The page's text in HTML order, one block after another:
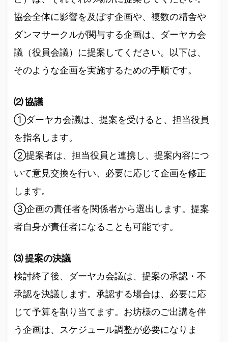
協会全体に影響を及ぼす企画や、複数の精舎や
ダンマサークルが関与する企画は、ダーヤカ会
議（役員会議）に提案してください。以下は、
そのような企画を実施するための手順です。
⑵ 協議
①ダーヤカ会議は、提案を受けると、担当役員
を指名します。
②提案者は、担当役員と連携し、提案内容につ
いて意見交換を行い、必要に応じて企画を修正
します。
③企画の責任者を関係者から選出します。提案
者自身が責任者になることも可能です。
⑶ 提案の決議
検討終了後、ダーヤカ会議は、提案の承認・不
承認を決議します。承認する場合は、必要に応
じて予算を割り当てます。お坊様のご出講を伴
う企画は、スケジュール調整が必要になりま